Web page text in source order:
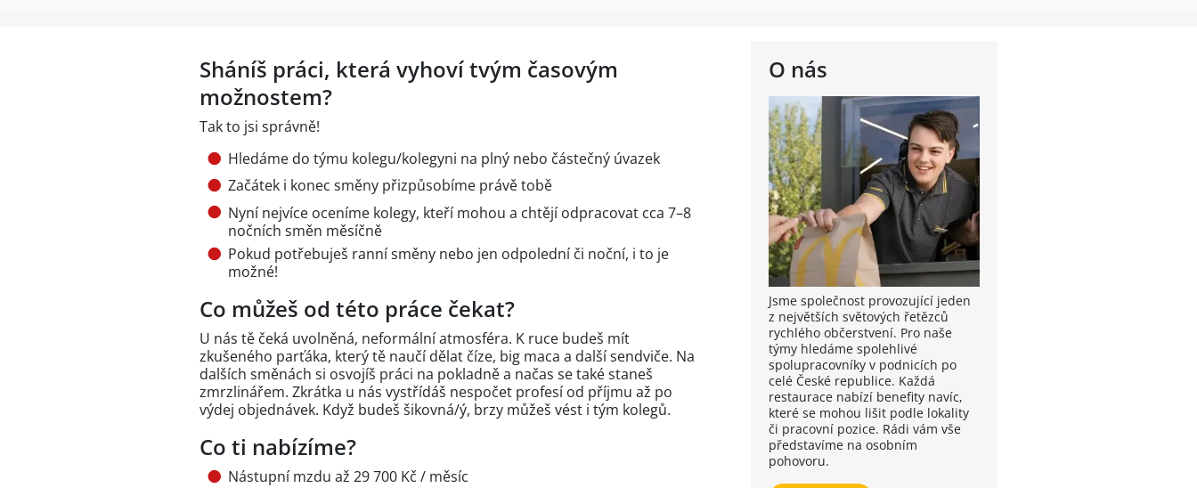
O nás
Jsme společnost provozující jeden
z největších světových řetězců
rychlého občerstvení. Pro naše
týmy hledáme spolehlivé
spolupracovníky v podnicích po
celé České republice. Každá
restaurace nabízí benefity navíc,
které se mohou lišit podle lokality
či pracovní pozice. Rádi vám vše
představíme na osobním
pohovoru.
Sháníš práci, která vyhoví tvým časovým
možnostem?
Tak to jsi správně!
Hledáme do týmu kolegu/kolegyni na plný nebo částečný úvazek
Začátek i konec směny přizpůsobíme právě tobě
Nyní nejvíce oceníme kolegy, kteří mohou a chtějí odpracovat cca 7–8
nočních směn měsíčně
Pokud potřebuješ ranní směny nebo jen odpolední či noční, i to je
možné!
Co můžeš od této práce čekat?
U nás tě čeká uvolněná, neformální atmosféra. K ruce budeš mít
zkušeného parťáka, který tě naučí dělat číze, big maca a další sendviče. Na
dalších směnách si osvojíš práci na pokladně a načas se také staneš
zmrzlinářem. Zkrátka u nás vystřídáš nespočet profesí od příjmu až po
výdej objednávek. Když budeš šikovná/ý, brzy můžeš vést i tým kolegů.
Co ti nabízíme?
Nástupní mzdu až 29 700 Kč / měsíc